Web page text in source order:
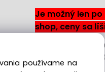
Je možný len
shop, ceny sa
Pon-Pia: 08:00 -
Sobota: 08:00 -
používame na